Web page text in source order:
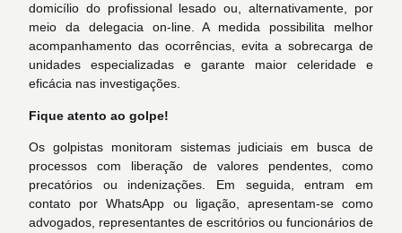
domicílio do profissional lesado ou, alternativamente, por
meio da delegacia on-line. A medida possibilita melhor
acompanhamento das ocorrências, evita a sobrecarga de
unidades especializadas e garante maior celeridade e
eficácia nas investigações.
Fique atento ao golpe!
Os golpistas monitoram sistemas judiciais em busca de
processos com liberação de valores pendentes, como
precatórios ou indenizações. Em seguida, entram em
contato por WhatsApp ou ligação, apresentam-se como
advogados, representantes de escritórios ou funcionários de